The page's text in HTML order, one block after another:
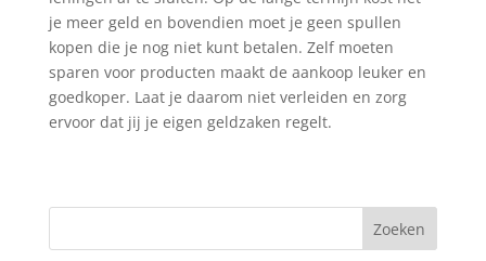
je meer geld en bovendien moet je geen spullen
kopen die je nog niet kunt betalen. Zelf moeten
sparen voor producten maakt de aankoop leuker en
goedkoper. Laat je daarom niet verleiden en zorg
ervoor dat jij je eigen geldzaken regelt.